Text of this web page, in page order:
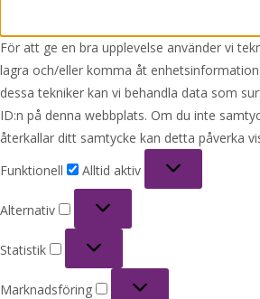
För att ge en bra upplevelse använder vi
lagra och/eller komma åt
dessa tekniker kan vi behandla data som
ID:n på denna webbplats. Om du inte
återkallar ditt samtycke kan detta påverka
Funktionell
Alltid aktiv
Alternativ
Statistik
Marknadsföring